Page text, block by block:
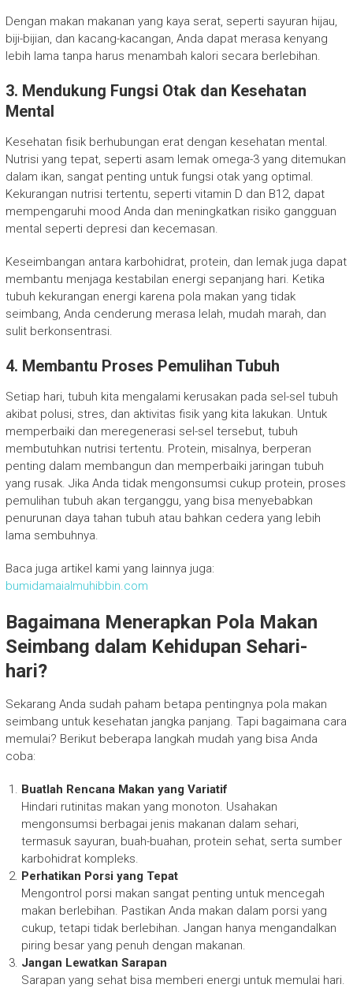
Dengan makan makanan yang kaya serat, seperti sayuran hijau,
biji-bijian, dan kacang-kacangan, Anda dapat merasa kenyang
lebih lama tanpa harus menambah kalori secara berlebihan.
3. Mendukung Fungsi Otak dan Kesehatan
Mental
Kesehatan fisik berhubungan erat dengan kesehatan mental.
Nutrisi yang tepat, seperti asam lemak omega-3 yang ditemukan
dalam ikan, sangat penting untuk fungsi otak yang optimal.
Kekurangan nutrisi tertentu, seperti vitamin D dan B12, dapat
mempengaruhi mood Anda dan meningkatkan risiko gangguan
mental seperti depresi dan kecemasan.
Keseimbangan antara karbohidrat, protein, dan lemak juga dapat
membantu menjaga kestabilan energi sepanjang hari. Ketika
tubuh kekurangan energi karena pola makan yang tidak
seimbang, Anda cenderung merasa lelah, mudah marah, dan
sulit berkonsentrasi.
4. Membantu Proses Pemulihan Tubuh
Setiap hari, tubuh kita mengalami kerusakan pada sel-sel tubuh
akibat polusi, stres, dan aktivitas fisik yang kita lakukan. Untuk
memperbaiki dan meregenerasi sel-sel tersebut, tubuh
membutuhkan nutrisi tertentu. Protein, misalnya, berperan
penting dalam membangun dan memperbaiki jaringan tubuh
yang rusak. Jika Anda tidak mengonsumsi cukup protein, proses
pemulihan tubuh akan terganggu, yang bisa menyebabkan
penurunan daya tahan tubuh atau bahkan cedera yang lebih
lama sembuhnya.
Baca juga artikel kami yang lainnya juga:
bumidamaialmuhibbin.com
Bagaimana Menerapkan Pola Makan
Seimbang dalam Kehidupan Sehari-
hari?
Sekarang Anda sudah paham betapa pentingnya pola makan
seimbang untuk kesehatan jangka panjang. Tapi bagaimana cara
memulai? Berikut beberapa langkah mudah yang bisa Anda
coba:
Buatlah Rencana Makan yang Variatif
Hindari rutinitas makan yang monoton. Usahakan
mengonsumsi berbagai jenis makanan dalam sehari,
termasuk sayuran, buah-buahan, protein sehat, serta sumber
karbohidrat kompleks.
Perhatikan Porsi yang Tepat
Mengontrol porsi makan sangat penting untuk mencegah
makan berlebihan. Pastikan Anda makan dalam porsi yang
cukup, tetapi tidak berlebihan. Jangan hanya mengandalkan
piring besar yang penuh dengan makanan.
Jangan Lewatkan Sarapan
Sarapan yang sehat bisa memberi energi untuk memulai hari.